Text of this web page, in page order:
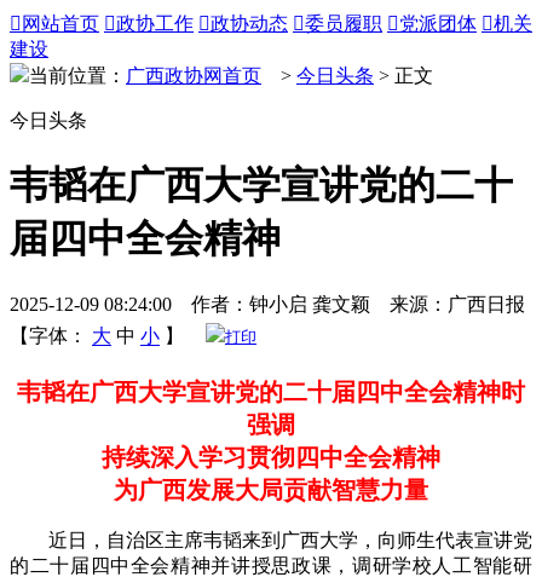
 网站首页 政协工作 政协动态 委员履职 党派团体 机关
建设
当前位置： 广西政协网首页 > 今日头条 > 正文
今日头条
韦韬在广西大学宣讲党的二十
届四中全会精神
2025-12-09 08:24:00 作者：钟小启 龚文颖 来源：广西日报
【字体：
大 中 小 】 打印
韦韬在广西大学宣讲党的二十届四中全会精神时
强调
持续深入学习贯彻四中全会精神
为广西发展大局贡献智慧力量
近日，自治区主席韦韬来到广西大学，向师生代表宣讲党
的二十届四中全会精神并讲授思政课，调研学校人工智能研